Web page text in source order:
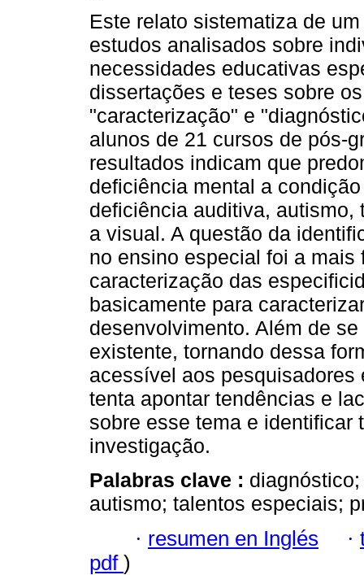
Este relato sistematiza de
estudos analisados sobre
necessidades educativas
dissertações e teses sobre
"caracterização" e
alunos de 21 cursos de pós-
resultados indicam que
deficiência mental a
deficiência auditiva,
a visual. A questão da
no ensino especial foi a
caracterização das
basicamente para
desenvolvimento. Além de
existente, tornando dessa
acessível aos
tenta apontar tendências e
sobre esse tema e identificar
investigação.
Palabras clave :
autismo; talentos especiais;
· resumen en Inglés ·
pdf )